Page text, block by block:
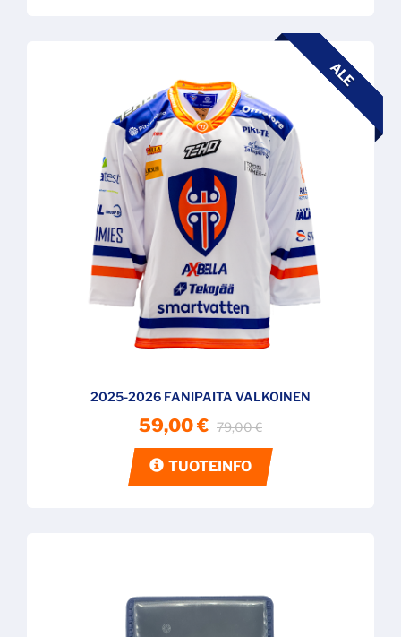
ALE
2025-2026 FANIPAITA VALKOINEN
59,00 € 79,00 €
TUOTEINFO